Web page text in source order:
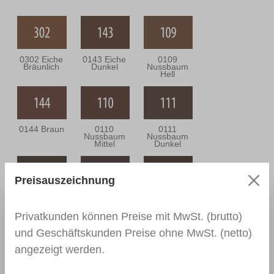
0302 Eiche
Bräunlich
0143 Eiche
Dunkel
0109
Nussbaum
Hell
0144 Braun 0110
Nussbaum
Mittel
0111
Nussbaum
Dunkel
Antik
Preisauszeichnung
Privatkunden können Preise mit MwSt. (brutto)
und Geschäftskunden Preise ohne MwSt. (netto)
angezeigt werden.